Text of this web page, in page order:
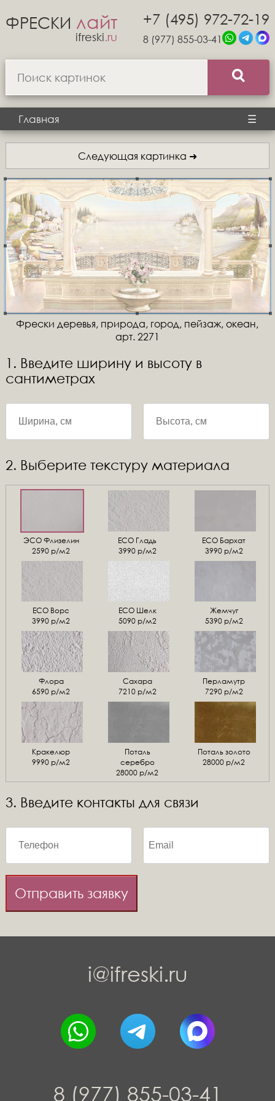
ФРЕСКИ лайт
ifreski.ru
+7 (495) 972-72-19
8 (977) 855-03-41
Главная ☰
Следующая картинка ➜
Фрески деревья, природа, город, пейзаж, океан,
арт. 2271
1. Введите ширину и высоту в
сантиметрах
2. Выберите текстуру материала
ЭСО Флизелин
2590 р/м2
ЕСО Гладь
3990 р/м2
ECO Бархат
3990 р/м2
ЕСО Ворс
3990 р/м2
ЕСО Шелк
5090 р/м2
Жемчуг
5390 р/м2
Флора
6590 р/м2
Сахара
7210 р/м2
Перламутр
7290 р/м2
Кракелюр
9990 р/м2
Поталь
серебро
28000 р/м2
Поталь золото
28000 р/м2
3. Введите контакты для связи
Отправить заявку
i@ifreski.ru
8 (977) 855-03-41